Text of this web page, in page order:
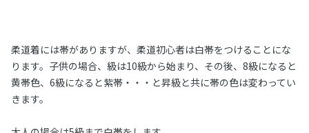
柔道着には帯がありますが、柔道初心者は白帯をつけることにな
ります。子供の場合、級は10級から始まり、その後、8級になると
黄帯色、6級になると紫帯・・・と昇級と共に帯の色は変わってい
きます。